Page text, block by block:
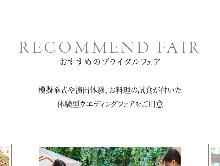
RECOMMEND FAIR
おすすめのブライダルフェア
模擬挙式や演出体験、お料理の試食が付いた
体験型ウエディングフェアをご用意